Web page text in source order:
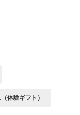
体験ギフト）